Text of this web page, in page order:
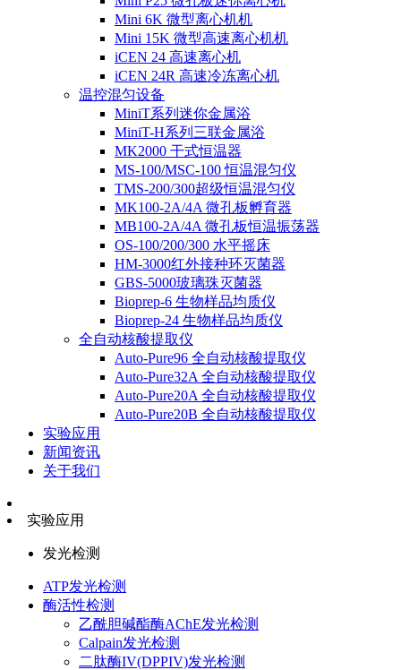
Mini 6K 微型离心机机
Mini 15K 微型高速离心机机
iCEN 24 高速离心机
iCEN 24R 高速冷冻离心机
温控混匀设备
MiniT系列迷你金属浴
MiniT-H系列三联金属浴
MK2000 干式恒温器
MS-100/MSC-100 恒温混匀仪
TMS-200/300超级恒温混匀仪
MK100-2A/4A 微孔板孵育器
MB100-2A/4A 微孔板恒温振荡器
OS-100/200/300 水平摇床
HM-3000红外接种环灭菌器
GBS-5000玻璃珠灭菌器
Bioprep-6 生物样品均质仪
Bioprep-24 生物样品均质仪
全自动核酸提取仪
Auto-Pure96 全自动核酸提取仪
Auto-Pure32A 全自动核酸提取仪
Auto-Pure20A 全自动核酸提取仪
Auto-Pure20B 全自动核酸提取仪
实验应用
新闻资讯
关于我们
实验应用
发光检测
ATP发光检测
酶活性检测
乙酰胆碱酯酶AChE发光检测
Calpain发光检测
二肽酶IV(DPPIV)发光检测